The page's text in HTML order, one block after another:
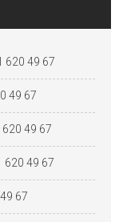
620 49 67
49 67
49 67
620 49 67
67